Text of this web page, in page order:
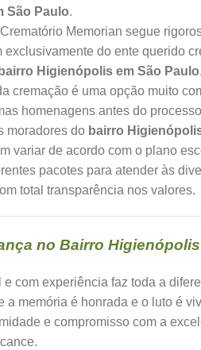
São Paulo.
Memorian segue
do ente querido
bairro Higienópolis em São Paulo.
cremação é uma opção muito
homenagens antes do
moradores do bairro
variar de acordo com o plano
pacotes para atender às
total transparência nos valores.
no Bairro Higienópolis
e com experiência faz toda a
memória é honrada e o luto é
e compromisso com a